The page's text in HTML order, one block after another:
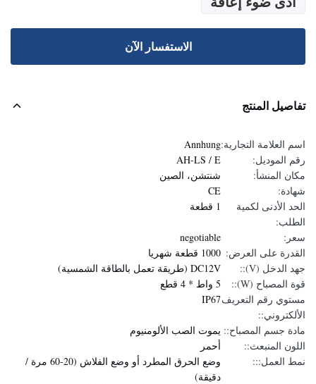
الاستفسار الآن
تفاصيل المنتج
اسم العلامة التجارية:Annhung
رقم الموديل:
AH-LS / E
مكان المنشأ:
شنتشن، الصين
شهادة:
CE
الحد الأدنى لكمية
الطلب:
1 قطعة
سعر:
negotiable
القدرة على العرض: 1000 قطعة شهريا
جهد الدخل (V)::
DC12V (طريقة تعمل بالطاقة الشمسية)
قوة المصباح (W)::
5 واط * 4 قطع
مستوي رقم التعريف
الألكتروني::
IP67
مادة جسم المصباح:: يموت الصب الألومنيوم
اللون المنبعث::
أحمر
نمط العمل:::
وضع الحرق المطرد أو وضع الفلاش (20-60 مرة /
دقيقة)